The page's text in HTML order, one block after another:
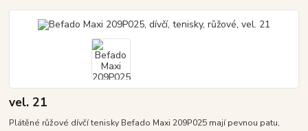
vel. 21
Plátěné růžové dívčí tenisky Befado Maxi 209P025 mají pevnou patu,